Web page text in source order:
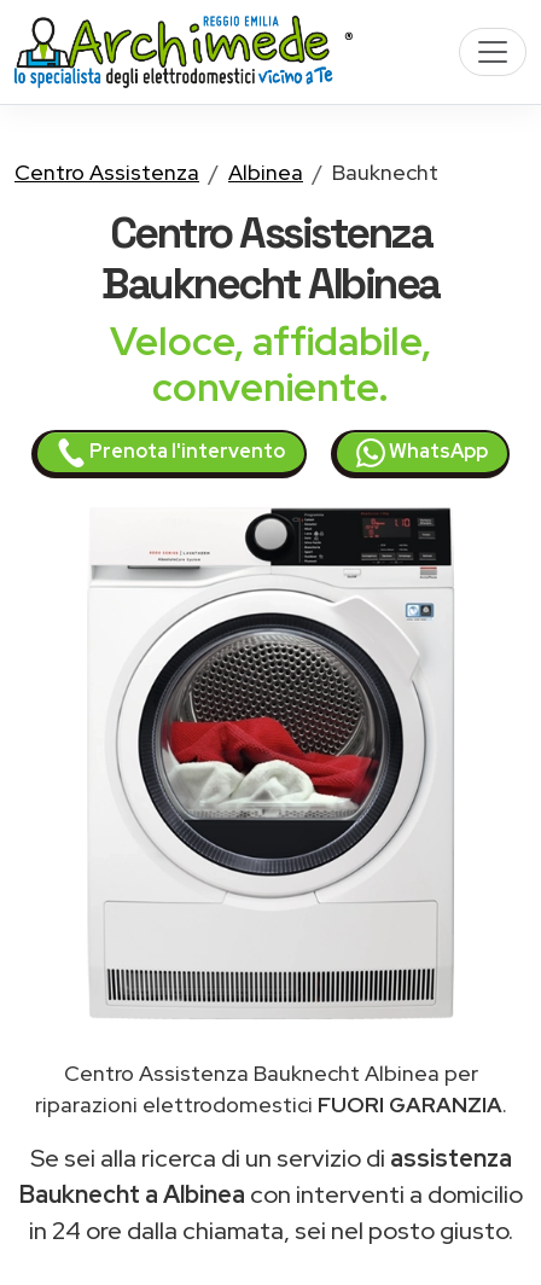
Centro Assistenza Albinea Bauknecht
Centro Assistenza
BauknechtAlbinea
Veloce, affidabile,
conveniente.
Prenota l'intervento WhatsApp
Centro Assistenza Bauknecht Albinea per
riparazioni elettrodomestici FUORI GARANZIA.
Se sei alla ricerca di un servizio di assistenza
Bauknecht a Albinea con interventi a domicilio
in 24 ore dalla chiamata, sei nel posto giusto.